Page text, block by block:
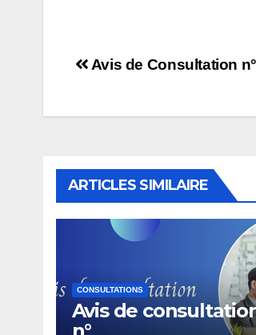
Navigation
Avis de Consultation
ARTICLES SIMILAIRE
CONSULTATIONS
Avis de